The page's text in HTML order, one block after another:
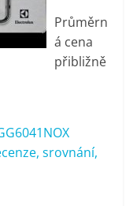
Průměrn
á cena
přibližně
srovnání,